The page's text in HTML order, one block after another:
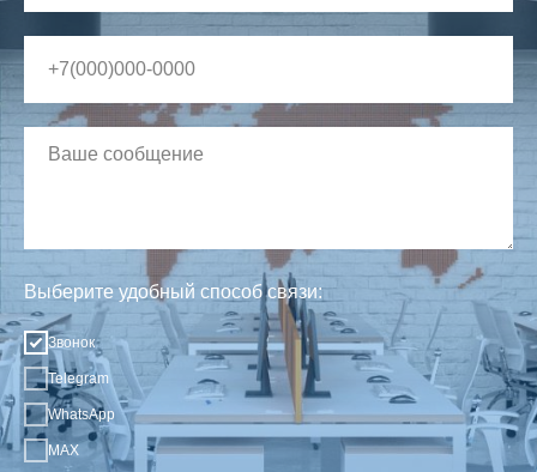
Выберите удобный способ связи:
Звонок
Telegram
WhatsApp
MAX